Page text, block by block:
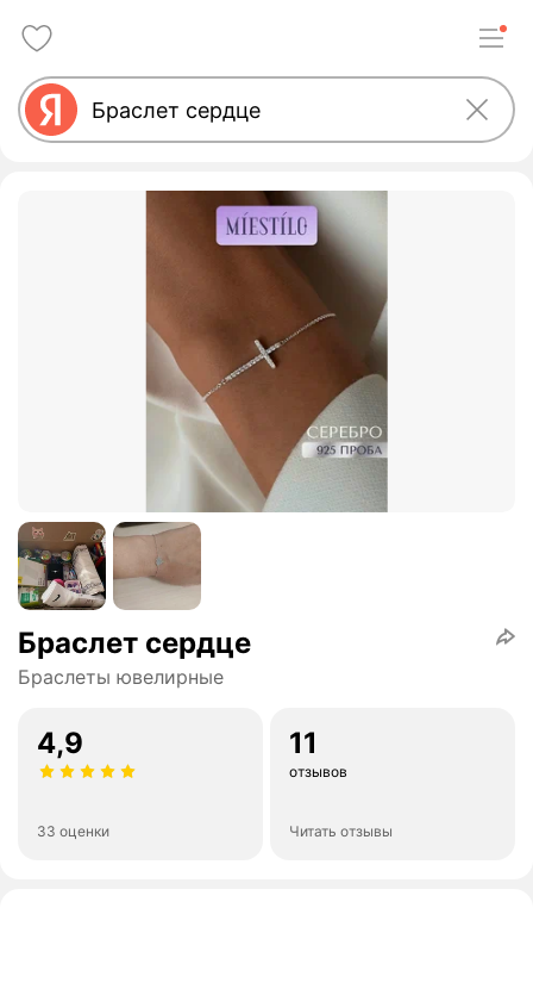
Браслет сердце
Браслеты ювелирные
4,9
33 оценки
11
отзывов
Читать отзывы